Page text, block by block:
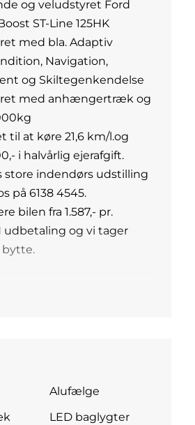
og veludstyret Ford
ST-Line 125HK
med bla. Adaptiv
Navigation,
og Skiltegenkendelse
med anhængertræk og
til at køre 21,6 km/l.og
i halvårlig ejerafgift.
store indendørs udstilling
på 6138 4545.
bilen fra 1.587,- pr.
udbetaling og vi tager
bytte.
Alufælge
LED baglygter